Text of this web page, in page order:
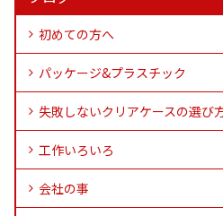
初めての方へ
パッケージ&プラスチック
失敗しないクリアケースの選び
工作いろいろ
会社の事